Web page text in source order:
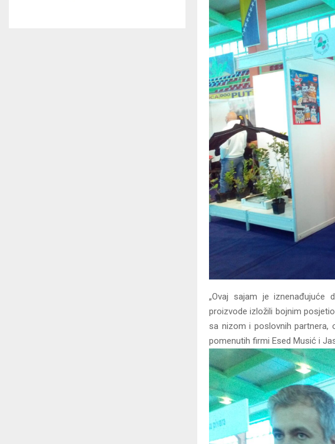
„Ovaj sajam je
proizvode izložili bojnim
sa nizom i poslovnih partnera,
pomenutih firmi Esed Musić i